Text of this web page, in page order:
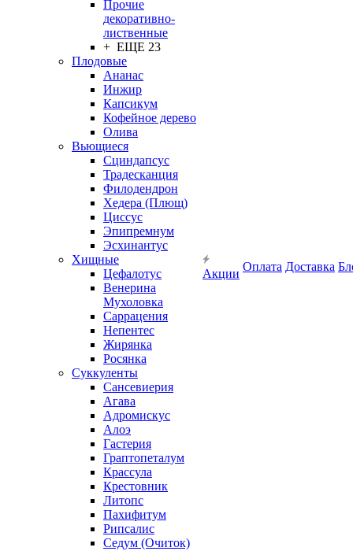
Прочие
декоративно-
лиственные
+ ЕЩЕ 23
Плодовые
Ананас
Инжир
Капсикум
Кофейное дерево
Олива
Вьющиеся
Сциндапсус
Традесканция
Филодендрон
Хедера (Плющ)
Циссус
Эпипремнум
Эсхинантус
Хищные
Цефалотус
Венерина
Мухоловка
Саррацения
Непентес
Жирянка
Росянка
Суккуленты
Сансевиерия
Агава
Адромискус
Алоэ
Гастерия
Граптопеталум
Крассула
Крестовник
Литопс
Пахифитум
Рипсалис
Седум (Очиток)
Акции
Оплата Доставка